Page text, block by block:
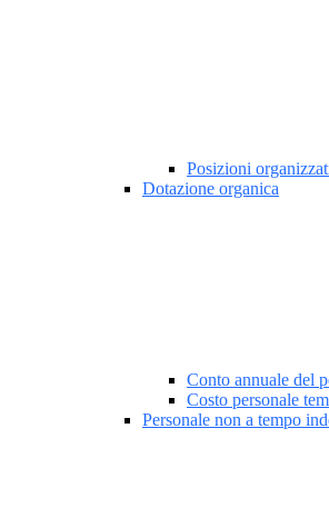
Posizioni
Dotazione organica
Conto annuale del
Costo personale
Personale non a tempo